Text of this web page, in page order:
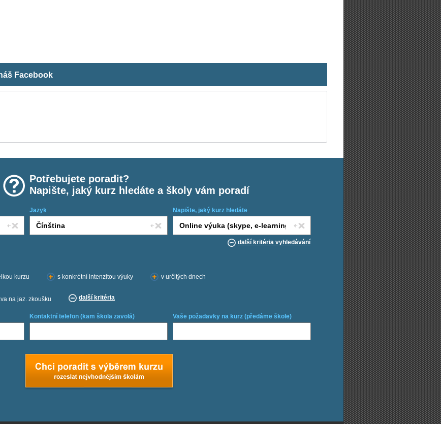
Facebook
Potřebujete poradit?
Napište, jaký kurz hledáte a školy vám poradí
Jazyk Napište, jaký kurz hledáte
další kritéria vyhledávání
kurzu s konkrétní intenzitou výuky v určitých dnech
na jaz. zkoušku další kritéria
Kontaktní telefon (kam škola zavolá) Vaše požadavky na kurz (předáme škole)